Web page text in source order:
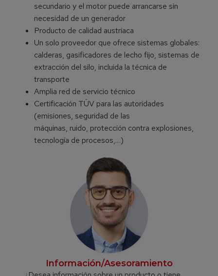
secundario y el motor puede arrancarse sin
necesidad de un generador
Producto de calidad austríaca
Un solo proveedor que ofrece sistemas globales:
calderas, gasificadores de lecho fijo, sistemas de
extracción del silo, incluida la técnica de
transporte
Amplia red de servicio técnico
Certificación TÜV para las autoridades
(emisiones, seguridad de las
máquinas, ruido, protección contra explosiones,
tecnología de procesos,…)
Información/Asesoramiento